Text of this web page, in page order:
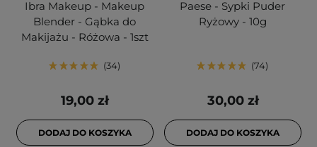
Ibra Makeup - Makeup
Blender - Gąbka do
Makijażu - Różowa - 1szt
34
19,00 zł
DODAJ DO KOSZYKA
Paese - Sypki Puder
Ryżowy - 10g
74
30,00 zł
DODAJ DO KOSZYKA